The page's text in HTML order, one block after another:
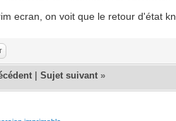
ecran, on voit que le retour d'état
|Sujet suivant »